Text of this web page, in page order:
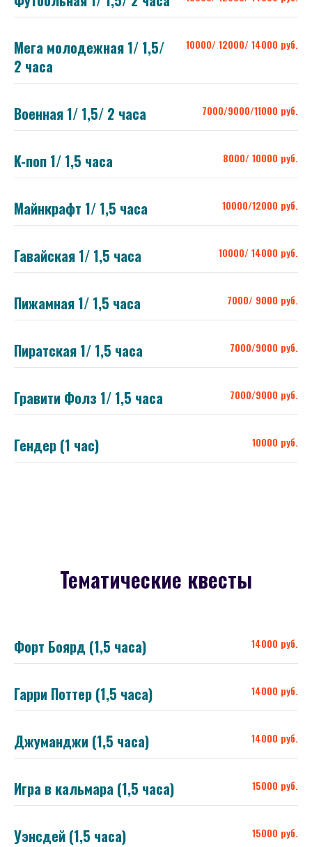
Мега молодежная 1/ 1,5/
2 часа
10000/ 12000/ 14000 руб.
Военная 1/ 1,5/ 2 часа 7000/9000/11000 руб.
K-поп 1/ 1,5 часа 8000/ 10000 руб.
Майнкрафт 1/ 1,5 часа 10000/12000 руб.
Гавайская 1/ 1,5 часа 10000/ 14000 руб.
Пижамная 1/ 1,5 часа 7000/ 9000 руб.
Пиратская 1/ 1,5 часа 7000/9000 руб.
Гравити Фолз 1/ 1,5 часа 7000/9000 руб.
Гендер (1 час) 10000 руб.
Тематические квесты
Форт Боярд (1,5 часа) 14000 руб.
Гарри Поттер (1,5 часа) 14000 руб.
Джуманджи (1,5 часа) 14000 руб.
Игра в кальмара (1,5 часа) 15000 руб.
Уэнсдей (1,5 часа) 15000 руб.